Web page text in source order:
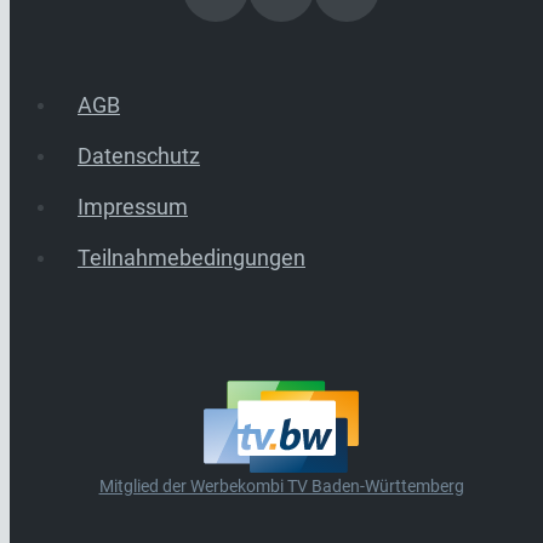
AGB
Datenschutz
Impressum
Teilnahmebedingungen
Mitglied der Werbekombi TV Baden-Württemberg